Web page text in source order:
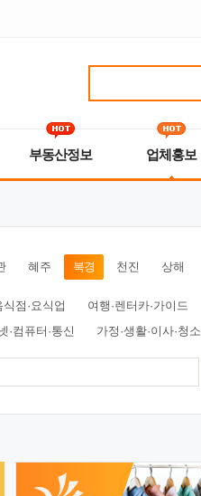
부동산정보 업체홍보
혜주 북경 천진 상해
식점·요식업 여행·렌터카·가이드
·컴퓨터·통신 가정·생활·이사·청소